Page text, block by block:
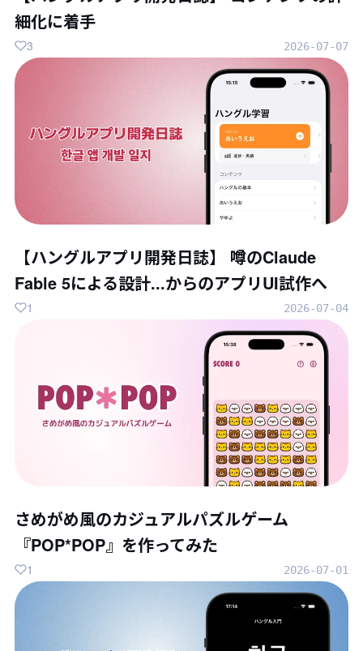
細化に着手
2026-07-07
3
【ハングルアプリ開発日誌】 噂のClaude
Fable 5による設計...からのアプリUI試作へ
2026-07-04
1
さめがめ風のカジュアルパズルゲーム
『POP*POP』を作ってみた
2026-07-01
1